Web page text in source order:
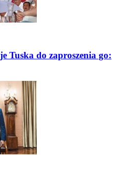
Tuska do zaproszenia go: